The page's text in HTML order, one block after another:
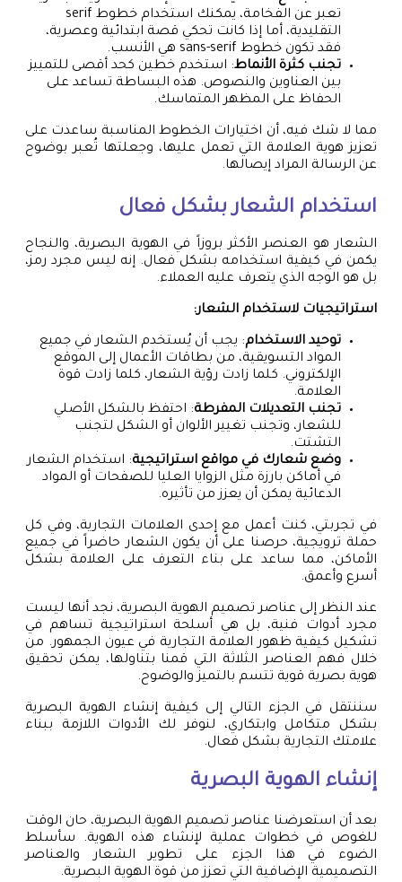
تعبر عن الفخامة، يمكنك استخدام خطوط serif
التقليدية، أما إذا كانت تحكي قصة ابتدائية وعصرية،
فقد تكون خطوط sans-serif هي الأنسب.
تجنب كثرة الأنماط: استخدم خطين كحد أقصى للتمييز
بين العناوين والنصوص. هذه البساطة تساعد على
الحفاظ على المظهر المتماسك.
مما لا شك فيه، أن اختيارات الخطوط المناسبة ساعدت على
تعزيز هوية العلامة التي تعمل عليها، وجعلتها تُعبر بوضوح
عن الرسالة المراد إيصالها.
استخدام الشعار بشكل فعال
الشعار هو العنصر الأكثر بروزاً في الهوية البصرية، والنجاح
يكمن في كيفية استخدامه بشكل فعال. إنه ليس مجرد رمز،
بل هو الوجه الذي يتعرف عليه العملاء.
استراتيجيات لاستخدام الشعار:
توحيد الاستخدام: يجب أن يُستخدم الشعار في جميع
المواد التسويقية، من بطاقات الأعمال إلى الموقع
الإلكتروني. كلما زادت رؤية الشعار، كلما زادت قوة
العلامة.
تجنب التعديلات المفرطة: احتفظ بالشكل الأصلي
للشعار، وتجنب تغيير الألوان أو الشكل لتجنب
التشتت.
وضع شعارك في مواقع استراتيجية: استخدام الشعار
في أماكن بارزة مثل الزوايا العليا للصفحات أو المواد
الدعائية يمكن أن يعزز من تأثيره.
في تجربتي، كنت أعمل مع إحدى العلامات التجارية، وفي كل
حملة ترويجية، حرصنا على أن يكون الشعار حاضراً في جميع
الأماكن، مما ساعد على بناء التعرف على العلامة بشكل
أسرع وأعمق.
عند النظر إلى عناصر تصميم الهوية البصرية، نجد أنها ليست
مجرد أدوات فنية، بل هي أسلحة استراتيجية تساهم في
تشكيل كيفية ظهور العلامة التجارية في عيون الجمهور. من
خلال فهم العناصر الثلاثة التي قمنا بتناولها، يمكن تحقيق
هوية بصرية قوية تتسم بالتميز والوضوح.
سننتقل في الجزء التالي إلى كيفية إنشاء الهوية البصرية
بشكل متكامل وابتكاري، لنوفر لك الأدوات اللازمة ببناء
علامتك التجارية بشكل فعال.
إنشاء الهوية البصرية
بعد أن استعرضنا عناصر تصميم الهوية البصرية، حان الوقت
للغوص في خطوات عملية لإنشاء هذه الهوية. سأسلط
الضوء في هذا الجزء على تطوير الشعار والعناصر
التصميمية الإضافية التي تعزز من قوة الهوية البصرية.